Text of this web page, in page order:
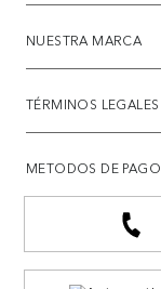
NUESTRA MARCA
TÉRMINOS LEGALES
METODOS DE PAGO